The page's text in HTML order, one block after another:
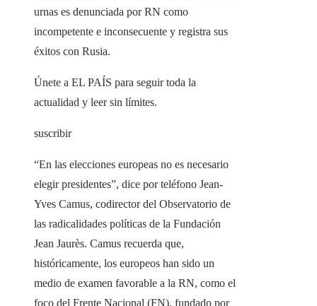
urnas es denunciada por RN como
incompetente e inconsecuente y registra sus
éxitos con Rusia.
Únete a EL PAÍS para seguir toda la
actualidad y leer sin límites.
suscribir
“En las elecciones europeas no es necesario
elegir presidentes”, dice por teléfono Jean-
Yves Camus, codirector del Observatorio de
las radicalidades políticas de la Fundación
Jean Jaurès. Camus recuerda que,
históricamente, los europeos han sido un
medio de examen favorable a la RN, como el
foco del Frente Nacional (FN), fundado por